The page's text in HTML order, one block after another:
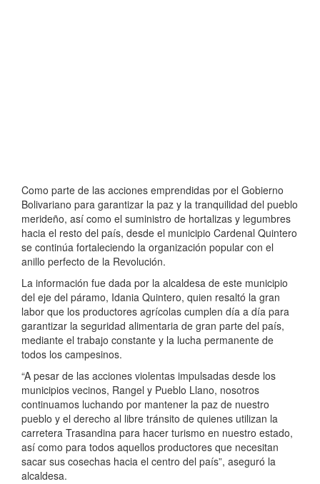
Como parte de las acciones emprendidas por el Gobierno
Bolivariano para garantizar la paz y la tranquilidad del pueblo
merideño, así como el suministro de hortalizas y legumbres
hacia el resto del país, desde el municipio Cardenal Quintero
se continúa fortaleciendo la organización popular con el
anillo perfecto de la Revolución.
La información fue dada por la alcaldesa de este municipio
del eje del páramo, Idania Quintero, quien resaltó la gran
labor que los productores agrícolas cumplen día a día para
garantizar la seguridad alimentaria de gran parte del país,
mediante el trabajo constante y la lucha permanente de
todos los campesinos.
“A pesar de las acciones violentas impulsadas desde los
municipios vecinos, Rangel y Pueblo Llano, nosotros
continuamos luchando por mantener la paz de nuestro
pueblo y el derecho al libre tránsito de quienes utilizan la
carretera Trasandina para hacer turismo en nuestro estado,
así como para todos aquellos productores que necesitan
sacar sus cosechas hacia el centro del país”, aseguró la
alcaldesa.